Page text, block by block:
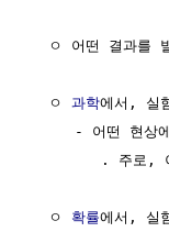
ㅇ 어떤 결과를
  ㅇ
과학에서, 실
- 어떤 현상
. 주로,
  ㅇ
확률에서, 실